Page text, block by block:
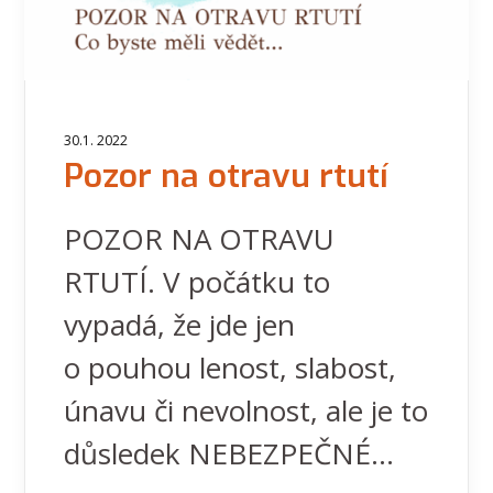
30.1. 2022
Pozor na otravu rtutí
POZOR NA OTRAVU
RTUTÍ. V počátku to
vypadá, že jde jen
o pouhou lenost, slabost,
únavu či nevolnost, ale je to
důsledek NEBEZPEČNÉ...